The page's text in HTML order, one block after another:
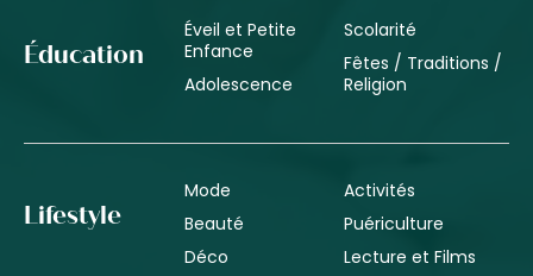
Éducation
Éveil et Petite
Enfance
Adolescence
Scolarité
Fêtes / Traditions /
Religion
Lifestyle
Mode
Beauté
Déco
Activités
Puériculture
Lecture et Films